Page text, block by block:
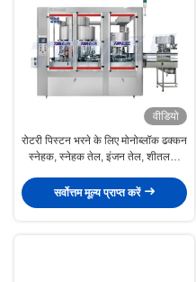
वीडियो
रोटरी पिस्टन भरने के लिए मोनोब्लॉक ढक्कन
स्नेहक, स्नेहक तेल, इंजन तेल, शीतलक,
सर्वोत्तम मूल्य प्राप्त करें